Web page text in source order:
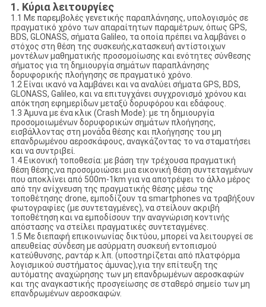
1. Κύρια λειτουργίες
1.1 Με παρεμβολές γενετικής παραπλάνησης, υπολογισμός σε
πραγματικό χρόνο των απαραίτητων παραμέτρων, όπως GPS,
BDS, GLONASS, σήματα Galileo, τα οποία πρέπει να λαμβάνει ο
στόχος στη θέση της συσκευής,κατασκευή αντίστοιχων
μοντέλων μαθηματικής προσομοίωσης και ενότητες σύνθεσης
σήματος για τη δημιουργία σημάτων παραπλάνησης
δορυφορικής πλοήγησης σε πραγματικό χρόνο.
1.2 Είναι ικανό να λαμβάνει και να αναλύει σήματα GPS, BDS,
GLONASS, Galileo, και να επιτυγχάνει συγχρονισμό χρόνου και
απόκτηση εφημερίδων μεταξύ δορυφόρου και εδάφους.
1.3 Άμυνα με ένα κλικ (Crash Mode): με τη δημιουργία
προσομοιωμένων δορυφορικών σημάτων πλοήγησης,
εισβάλλοντας στη μονάδα θέσης και πλοήγησης του μη
επανδρωμένου αεροσκάφους, αναγκάζοντας το να σταματήσει
και να συντριβεί.
1.4 Εικονική τοποθεσία: με βάση την τρέχουσα πραγματική
θέση θέσης,να προσομοιώσει μια εικονική θέση συντεταγμένων
που αποκλίνει από 500m-1km για να αποτρέψει το άλλο μέρος
από την ανίχνευση της πραγματικής θέσης μέσω της
τοποθέτησης drone, εμποδίζουν τα smartphones να τραβήξουν
φωτογραφίες (με συντεταγμένες), να στείλουν ακριβή
τοποθέτηση και να εμποδίσουν την αναγνώριση κοντινής
απόστασης να στείλει πραγματικές συντεταγμένες.
1.5 Με διεπαφή επικοινωνίας δικτύου, μπορεί να λειτουργεί σε
απευθείας σύνδεση με ασύρματη συσκευή εντοπισμού
κατεύθυνσης, ραντάρ κ.λπ. (υποστηρίζεται από πλατφόρμα
λογισμικού συστήματος άμυνας),για την επίτευξη της
αυτόματης αναχώρησης των μη επανδρωμένων αεροσκαφών
και της αναγκαστικής προσγείωσης σε σταθερό σημείο των μη
επανδρωμένων αεροσκαφών.